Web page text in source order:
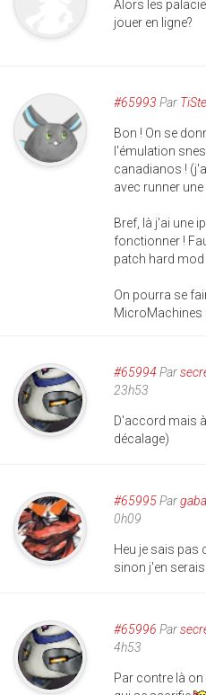
Alors les
jouer en ligne?
#65993 Par
Bon ! On se
l'émulation
canadianos !
avec runner
Bref, là j'ai une
fonctionner !
patch hard mod
On pourra se
MicroMachines
#65994 Par
23h53
D'accord mais
décalage)
#65995Par
0h09
Heu je sais pas
sinon j'en
#65996 Par
4h53
Par contre là on